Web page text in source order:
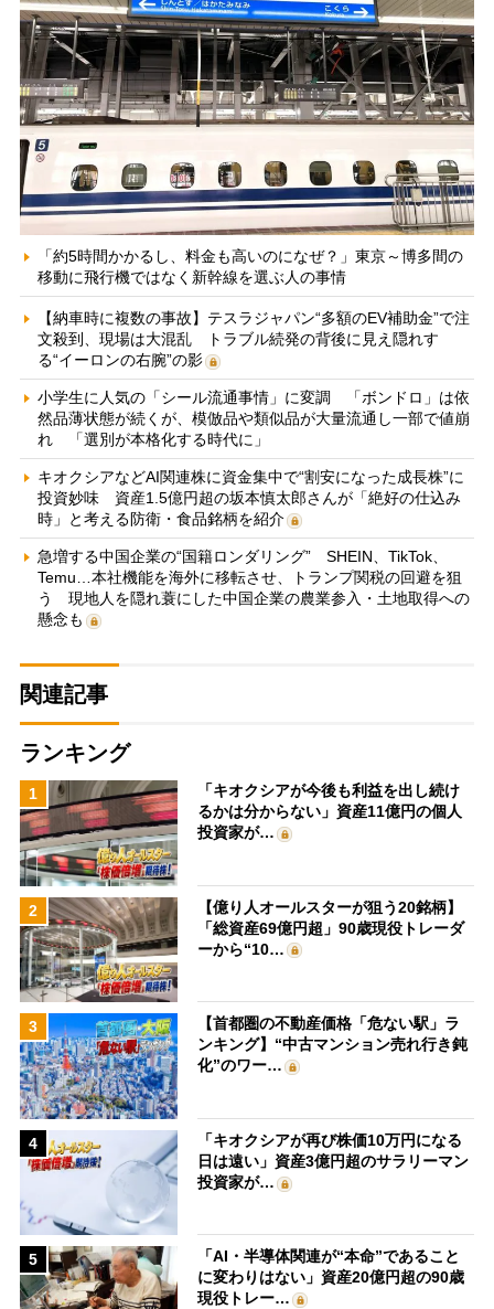
「約5時間かかるし、料金も高いのになぜ？」東京～博多間の
移動に飛行機ではなく新幹線を選ぶ人の事情
【納車時に複数の事故】テスラジャパン“多額のEV補助金”で注
文殺到、現場は大混乱 トラブル続発の背後に見え隠れす
る“イーロンの右腕”の影
小学生に人気の「シール流通事情」に変調 「ボンドロ」は依
然品薄状態が続くが、模倣品や類似品が大量流通し一部で値崩
れ 「選別が本格化する時代に」
キオクシアなどAI関連株に資金集中で“割安になった成長株”に
投資妙味 資産1.5億円超の坂本慎太郎さんが「絶好の仕込み
時」と考える防衛・食品銘柄を紹介
急増する中国企業の“国籍ロンダリング” SHEIN、TikTok、
Temu…本社機能を海外に移転させ、トランプ関税の回避を狙
う 現地人を隠れ蓑にした中国企業の農業参入・土地取得への
懸念も
関連記事
ランキング
1
「キオクシアが今後も利益を出し続け
るかは分からない」資産11億円の個人
投資家が…
2
【億り人オールスターが狙う20銘柄】
「総資産69億円超」90歳現役トレーダ
ーから“10…
3
【首都圏の不動産価格「危ない駅」ラ
ンキング】“中古マンション売れ行き鈍
化”のワー…
4
「キオクシアが再び株価10万円になる
日は遠い」資産3億円超のサラリーマン
投資家が…
5
「AI・半導体関連が“本命”であること
に変わりはない」資産20億円超の90歳
現役トレー…